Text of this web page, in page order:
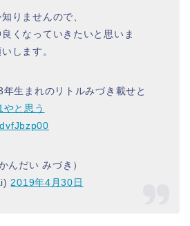
りませんので、
くなっていきたいと思いま
します。
生まれのリトルみづき載せと
と思う
だい みづき）
2019年4月30日